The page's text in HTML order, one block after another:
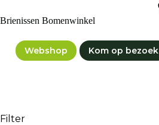
naar
de
Brienissen Bomenwinkel
Webshop Kom op bezoek
Filter